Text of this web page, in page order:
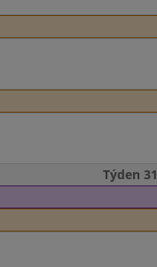
Týden 31